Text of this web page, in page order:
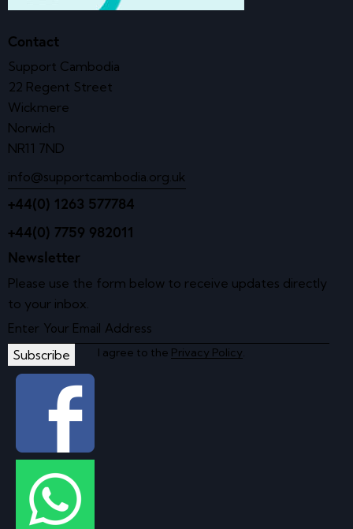
Contact
Support Cambodia
22 Regent Street
Wickmere
Norwich
NR11 7ND
info@supportcambodia.org.uk
+44(0) 1263 577784
+44(0) 7759 982011
Newsletter
Please use the form below to receive updates directly
to your inbox.
Subscribe I agree to the Privacy Policy.